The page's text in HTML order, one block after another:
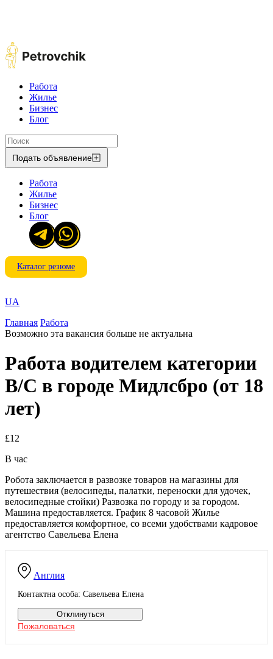
Работа
Жилье
Бизнес
Блог
Подать объявление
Работа
Жилье
Бизнес
Блог
Каталог резюме
UA
Главная Работа
Возможно эта вакансия больше не актуальна
Работа водителем категории
В/С в городе Мидлсбро (от 18
лет)
£12
В час
Англия
Контактна особа: Савельева Елена
Отклинуться
Пожаловаться
Робота заключается в развозке товаров на магазины для
путешествия (велосипеды, палатки, переноски для удочек,
велосипедные стойки) Развозка по городу и за городом.
Машина предоставляется. График 8 часовой Жилье
предоставляется комфортное, со всеми удобствами кадровое
агентство Савельева Елена